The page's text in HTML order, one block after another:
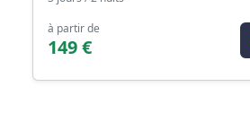
à partir de
149 €